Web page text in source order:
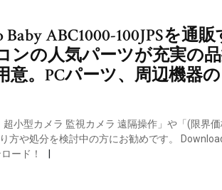
ABC1000-100JPSを通
ンの人気パーツが充実の
意。PCパーツ、周辺機器
小型カメラ 監視カメラ 遠隔操作」や「(限界
方や処分を検討中の方にお勧めです。
ード！